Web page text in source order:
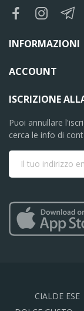
INFORMAZIONI
ACCOUNT
ISCRIZIONE
Puoi annullare
cerca le info di
CIALDE ESE